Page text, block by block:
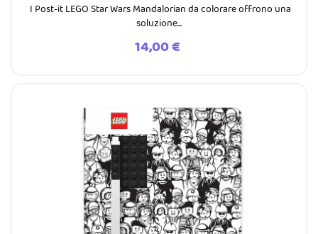
I Post-it LEGO Star Wars Mandalorian da colorare offrono una
soluzione...
Prezzo
14,00 €